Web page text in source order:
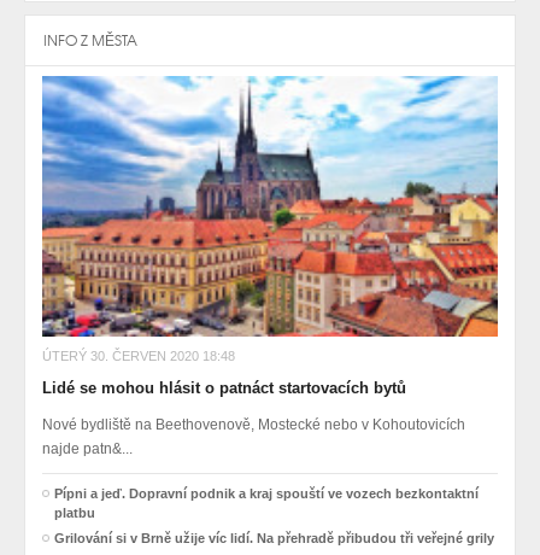
INFO Z MĚSTA
ÚTERÝ 30. ČERVEN 2020 18:48
Lidé se mohou hlásit o patnáct startovacích bytů
Nové bydliště na Beethovenově, Mostecké nebo v Kohoutovicích
najde patn&...
Pípni a jeď. Dopravní podnik a kraj spouští ve vozech bezkontaktní
platbu
Grilování si v Brně užije víc lidí. Na přehradě přibudou tři veřejné grily